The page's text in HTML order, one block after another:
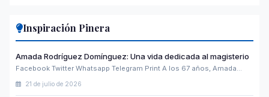
Inspiración Pinera
Amada Rodríguez Domínguez: Una vida dedicada al magisterio
Facebook Twitter Whatsapp Telegram Print A los 67 años, Amada…
21 de julio de 2026